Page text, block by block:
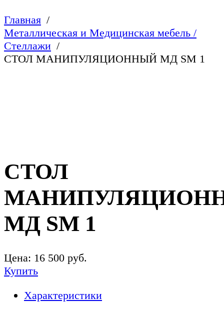
Главная
Металлическая и Медицинская мебель /
Стеллажи
СТОЛ МАНИПУЛЯЦИОННЫЙ МД SM 1
СТОЛ
МД SM 1
Цена: 16 500 руб.
Купить
Характеристики